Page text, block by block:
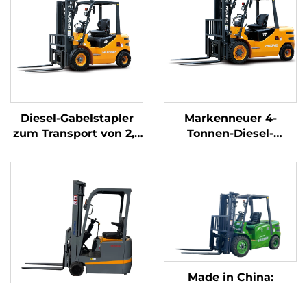
Diesel-Gabelstapler
zum Transport von 2,5
einfacher Bedienung
und Entladung bis zu
einer Höhe von 4 m
Markenneuer 4-
Tonnen-Diesel-
hochwertigem
Motor
Made in China: